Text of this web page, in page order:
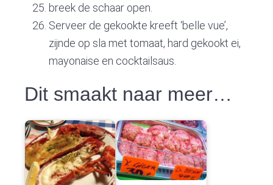
breek de schaar open.
Serveer de gekookte kreeft ‘belle vue’,
zijnde op sla met tomaat, hard gekookt ei,
mayonaise en cocktailsaus.
Dit smaakt naar meer…